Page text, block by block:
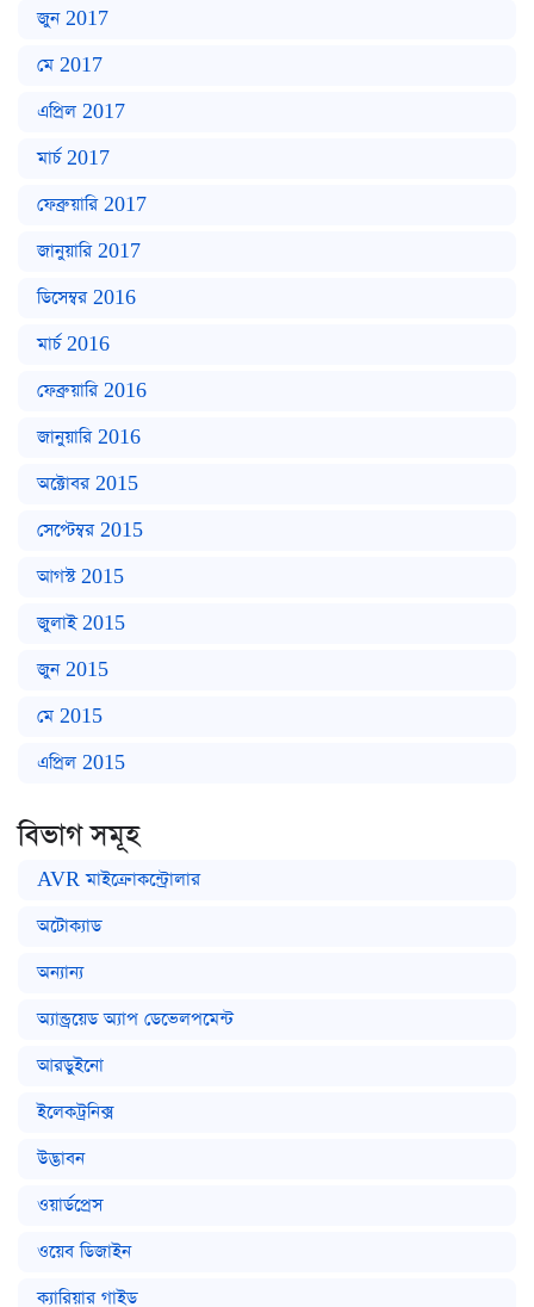
জুন 2017
মে 2017
এপ্রিল 2017
মার্চ 2017
ফেব্রুয়ারি 2017
জানুয়ারি 2017
ডিসেম্বর 2016
মার্চ 2016
ফেব্রুয়ারি 2016
জানুয়ারি 2016
অক্টোবর 2015
সেপ্টেম্বর 2015
আগস্ট 2015
জুলাই 2015
জুন 2015
মে 2015
এপ্রিল 2015
বিভাগ সমূহ
AVR মাইক্রোকন্ট্রোলার
অটোক্যাড
অন্যান্য
অ্যান্ড্রয়েড অ্যাপ ডেভেলপমেন্ট
আরডুইনো
ইলেকট্রনিক্স
উদ্ভাবন
ওয়ার্ডপ্রেস
ওয়েব ডিজাইন
ক্যারিয়ার গাইড